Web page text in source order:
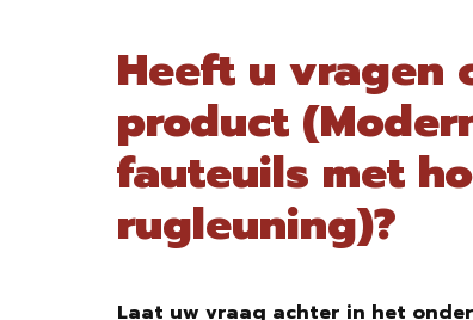
Heeft u vragen
product
fauteuils met
rugleuning)?
Laat uw vraag achter in het